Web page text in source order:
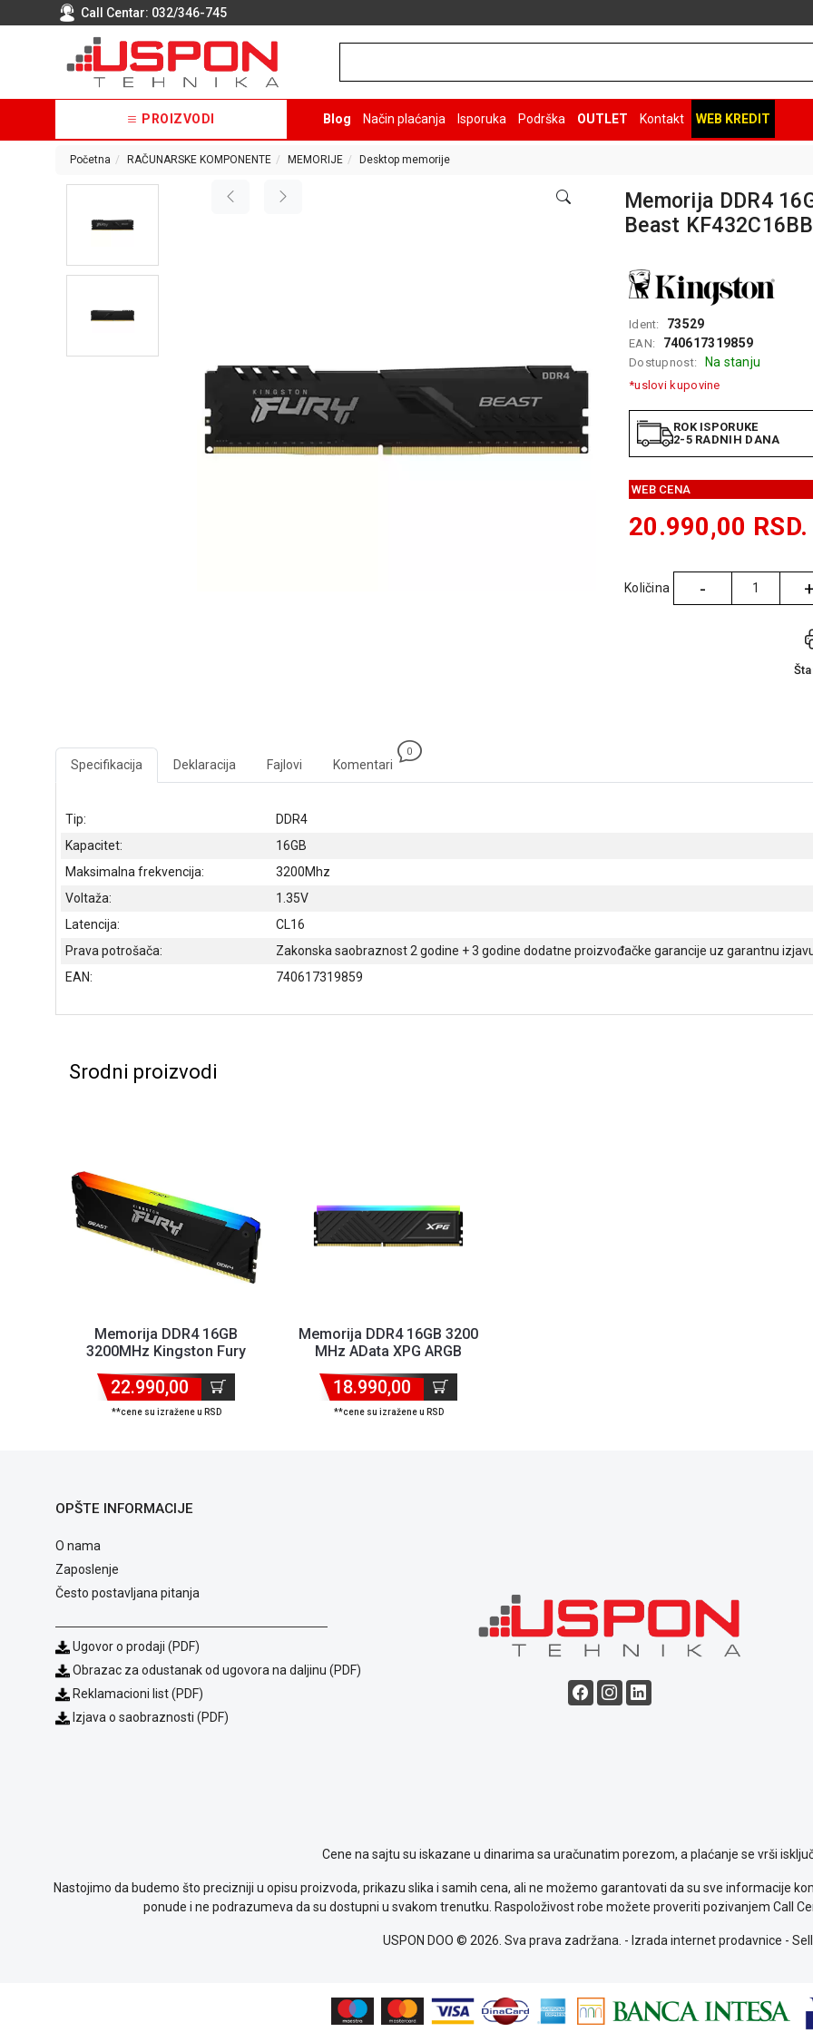
Call Centar: 032/346-745
PROIZVODI Blog Način plaćanja Isporuka Podrška OUTLET Kontakt WEB KREDIT
Početna RAČUNARSKE KOMPONENTE MEMORIJE Desktop memorije
Memorija DDR4
Beast
Ident: 73529
EAN: 740617319859
Dostupnost: Na stanju
*uslovi kupovine
ROK ISPORUKE
2-5 RADNIH DANA
WEB CENA
20.990,00 RSD.
Količina - +
Specifikacija Deklaracija Fajlovi Komentari
0
Tip:
DDR4
Kapacitet:
16GB
Maksimalna frekvencija:
3200Mhz
Voltaža:
1.35V
Latencija:
CL16
Prava potrošača:
Zakonska saobraznost 2 godine + 3 godine dodatne proizvođačke garancije uz garantnu
EAN:
740617319859
Srodni proizvodi
Memorija DDR4 16GB
3200MHz Kingston Fury
KF432C16BB12A/16
22.990,00
**cene su izražene u RSD
Memorija DDR4 16GB 3200
MHz AData XPG ARGB
18.990,00
**cene su izražene u RSD
OPŠTE INFORMACIJE
O nama
Zaposlenje
Često postavljana pitanja
Ugovor o prodaji (PDF)
Obrazac za odustanak od ugovora na daljinu (PDF)
Reklamacioni list (PDF)
Izjava o saobraznosti (PDF)
Cene na sajtu su iskazane u dinarima sa uračunatim porezom, a plaćanje se vrši
Nastojimo da budemo što precizniji u opisu proizvoda, prikazu slika i samih cena, ali ne možemo garantovati da su sve informacije
ponude i ne podrazumeva da su dostupni u svakom trenutku. Raspoloživost robe možete proveriti pozivanjem Call
USPON DOO © 2026. Sva prava zadržana. - Izrada internet prodavnice -